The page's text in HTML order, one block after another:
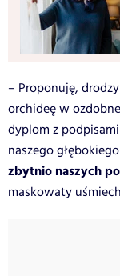
– Proponuję,
orchideę w
dyplom z
naszego
zbytnio naszych
maskowaty